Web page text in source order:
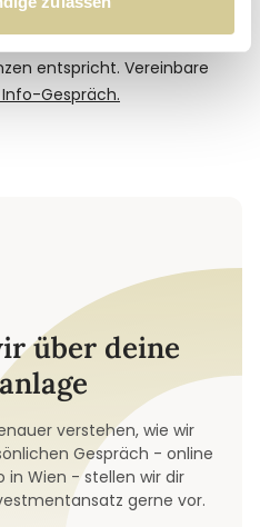
Privatpersonen, Stiftungen
Diversifikation
Investment-Ansatz streben
zu erzielen, das
entspricht. Vereinbare
Gespräch.
über deine
verstehen, wie wir
Gespräch - online
in Wien - stellen wir dir
gerne vor.